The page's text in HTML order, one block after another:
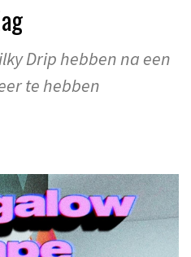
Drip hebben na een
te hebben